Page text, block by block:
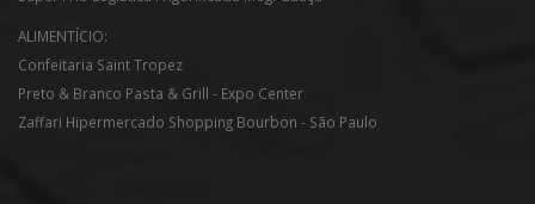
ALIMENTÍCIO:
Confeitaria Saint Tropez
Preto & Branco Pasta & Grill - Expo Center
Zaffari Hipermercado Shopping Bourbon - São Paulo